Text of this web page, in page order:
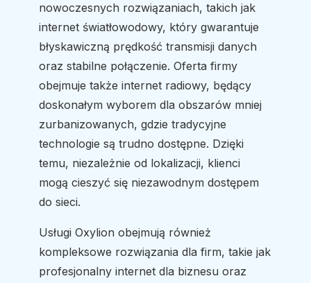
nowoczesnych rozwiązaniach, takich jak
internet światłowodowy, który gwarantuje
błyskawiczną prędkość transmisji danych
oraz stabilne połączenie. Oferta firmy
obejmuje także internet radiowy, będący
doskonałym wyborem dla obszarów mniej
zurbanizowanych, gdzie tradycyjne
technologie są trudno dostępne. Dzięki
temu, niezależnie od lokalizacji, klienci
mogą cieszyć się niezawodnym dostępem
do sieci.
Usługi Oxylion obejmują również
kompleksowe rozwiązania dla firm, takie jak
profesjonalny internet dla biznesu oraz